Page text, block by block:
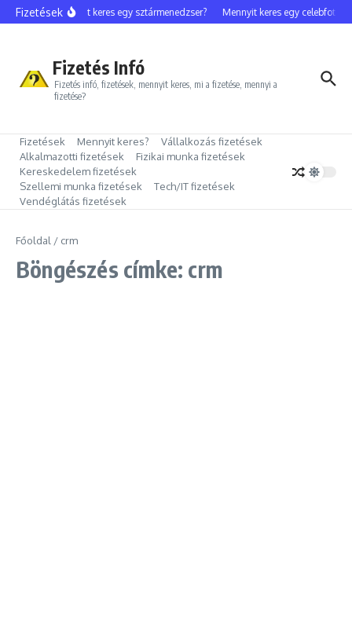
Ugrás a tartalomhoz
FizetésekMennyit keres egy sztármenedzser? Mennyit keres egy celebfotós?
Fizetés Infó
Fizetés infó, fizetések, mennyit keres, mi a fizetése, mennyi a
fizetése?
Fizetések Mennyit keres?
Vállalkozás fizetések
Alkalmazotti fizetések
Fizikai munka fizetések
Kereskedelem fizetések
Szellemi munka fizetések
Tech/IT fizetések
Vendéglátás fizetések
Főoldal / crm
Böngészés címke: crm